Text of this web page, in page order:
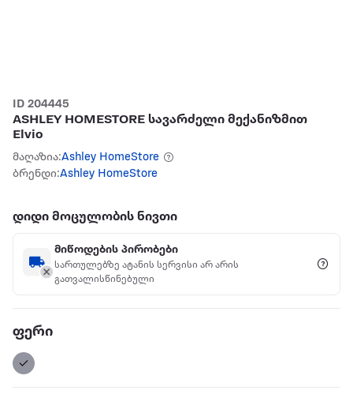
ID 204445
ASHLEY HOMESTORE სავარძელი მექანიზმით
Elvio
მაღაზია:Ashley HomeStore
ბრენდი:Ashley HomeStore
დიდი მოცულობის ნივთი
მიწოდების პირობები
სართულებზე ატანის სერვისი არ არის
გათვალისწინებული
ფერი